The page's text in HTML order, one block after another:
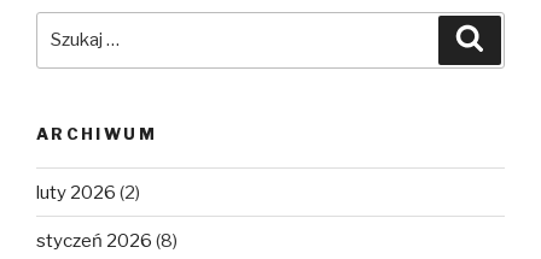
ARCHIWUM
luty 2026 (2)
styczeń 2026 (8)